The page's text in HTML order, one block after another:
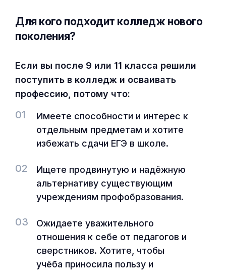
Для кого подходит колледж нового
поколения?
Если вы после 9 или 11 класса решили
поступить в колледж и осваивать
профессию, потому что:
01
Имеете способности и интерес к
отдельным предметам и хотите
избежать сдачи ЕГЭ в школе.
02
Ищете продвинутую и надёжную
альтернативу существующим
учреждениям профобразования.
03
Ожидаете уважительного
отношения к себе от педагогов и
сверстников. Хотите, чтобы
учёба приносила пользу и